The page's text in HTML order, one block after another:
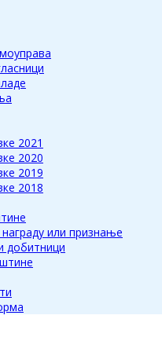
2021
2020
2019
2018
или признање